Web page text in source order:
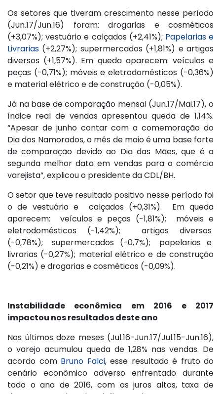
Os setores que tiveram crescimento nesse período
(Jun.17/Jun.16) foram: drogarias e cosméticos
(+3,07%); vestuário e calçados (+2,41%); Papelarias e
Livrarias (+2,27%); supermercados (+1,81%) e artigos
diversos (+1,57%). Em queda aparecem: veículos e
peças (-0,71%); móveis e eletrodomésticos (-0,36%)
e material elétrico e de construção (-0,05%).
Já na base de comparação mensal (Jun.17/Mai.17), o
índice real de vendas apresentou queda de 1,14%.
“Apesar de junho contar com a comemoração do
Dia dos Namorados, o mês de maio é uma base forte
de comparação devido ao Dia das Mães, que é a
segunda melhor data em vendas para o comércio
varejista”, explicou o presidente da CDL/BH.
O setor que teve resultado positivo nesse período foi
o de vestuário e calçados (+0,31%). Em queda
aparecem: veículos e peças (-1,81%); móveis e
eletrodomésticos (-1,42%); artigos diversos
(-0,78%); supermercados (-0,7%); papelarias e
livrarias (-0,27%); material elétrico e de construção
(-0,21%) e drogarias e cosméticos (-0,09%).
Instabilidade econômica em 2016 e 2017
impactou nos resultados deste ano
Nos últimos doze meses (Jul.16-Jun.17/Jul.15-Jun.16),
o varejo acumulou queda de 1,28% nas vendas. De
acordo com Bruno Falci, esse resultado é fruto do
cenário econômico adverso enfrentado durante
todo o ano de 2016, com os juros altos, taxa de